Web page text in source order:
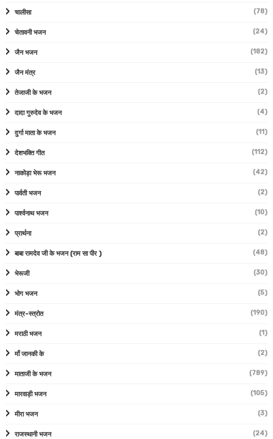
चालीसा (78)
चेतावनी भजन (24)
जैन भजन (182)
जैन मंत्र (13)
तेजाजी के भजन (2)
दादा गुरुदेव के भजन (4)
दुर्गा माता के भजन (11)
देशभक्ति गीत (112)
नाकोड़ा भेरू भजन (42)
पार्वती भजन (2)
पार्श्वनाथ भजन (10)
प्रार्थना (2)
बाबा रामदेव जी के भजन (राम सा पीर ) (48)
भेरूजी (30)
भोग भजन (5)
मंत्र-स्त्रोत (190)
मराठी भजन (1)
माँ जानकी के (2)
माताजी के भजन (789)
मारवाड़ी भजन (105)
मीरा भजन (3)
राजस्थानी भजन (24)